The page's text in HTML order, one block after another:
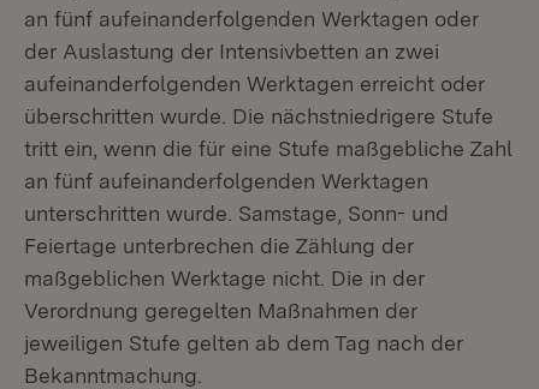
an fünf aufeinanderfolgenden Werktagen oder
der Auslastung der Intensivbetten an zwei
aufeinanderfolgenden Werktagen erreicht oder
überschritten wurde. Die nächstniedrigere Stufe
tritt ein, wenn die für eine Stufe maßgebliche Zahl
an fünf aufeinanderfolgenden Werktagen
unterschritten wurde. Samstage, Sonn- und
Feiertage unterbrechen die Zählung der
maßgeblichen Werktage nicht. Die in der
Verordnung geregelten Maßnahmen der
jeweiligen Stufe gelten ab dem Tag nach der
Bekanntmachung.